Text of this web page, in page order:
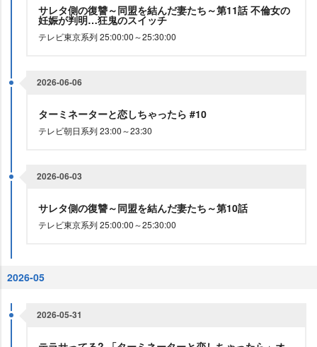
サレタ側の復讐～同盟を結んだ妻たち～第11話 不倫女の
妊娠が判明…狂鬼のスイッチ
テレビ東京系列 25:00:00～25:30:00
2026-06-06
ターミネーターと恋しちゃったら #10
テレビ朝日系列 23:00～23:30
2026-06-03
サレタ側の復讐～同盟を結んだ妻たち～第10話
テレビ東京系列 25:00:00～25:30:00
2026-05
2026-05-31